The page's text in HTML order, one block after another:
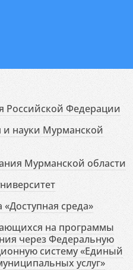
Российской Федерации
и науки Мурманской
Мурманской области
среда»
на программы
через Федеральную
систему «Единый
услуг»